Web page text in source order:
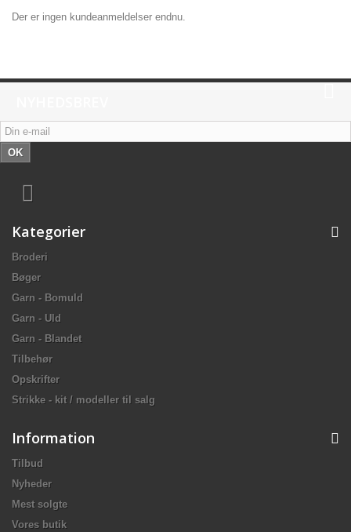
Der er ingen kundeanmeldelser endnu.
OK
Kategorier
Broderi
Bøger
Garn - Bomuld
Garn - Uld
Garn - Blandet
Tilbehør
Opskrifter
Strikke - kit / modeller til salg
Information
Tilbud
Nyheder
Mest solgte
Vores butik